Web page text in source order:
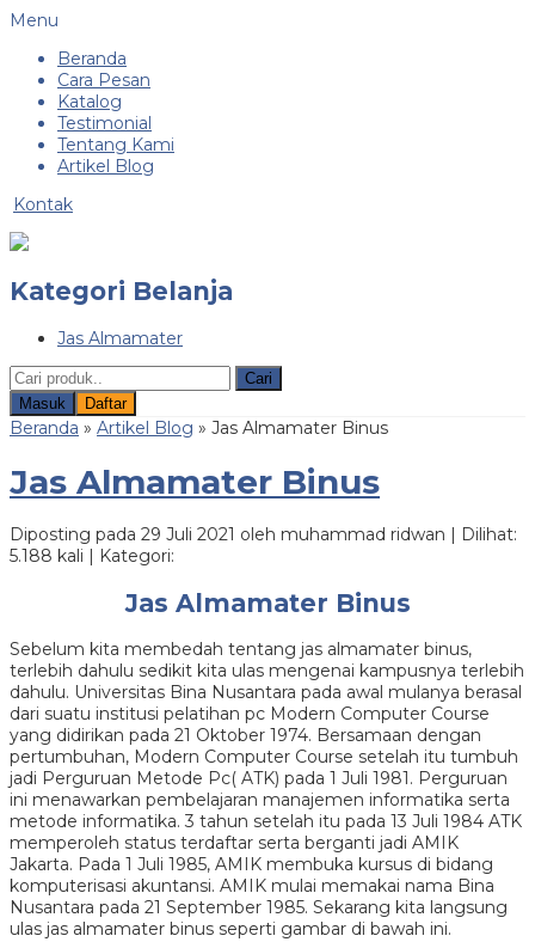
Menu
Beranda
Cara Pesan
Katalog
Testimonial
Tentang Kami
Artikel Blog
Kontak
Kategori Belanja
Jas Almamater
Cari
Masuk
Daftar
Beranda » Artikel Blog » Jas Almamater Binus
Jas Almamater Binus
Diposting pada 29 Juli 2021 oleh muhammad ridwan | Dilihat:
5.188 kali | Kategori:
Jas Almamater Binus
Sebelum kita membedah tentang jas almamater binus,
terlebih dahulu sedikit kita ulas mengenai kampusnya terlebih
dahulu. Universitas Bina Nusantara pada awal mulanya berasal
dari suatu institusi pelatihan pc Modern Computer Course
yang didirikan pada 21 Oktober 1974. Bersamaan dengan
pertumbuhan, Modern Computer Course setelah itu tumbuh
jadi Perguruan Metode Pc( ATK) pada 1 Juli 1981. Perguruan
ini menawarkan pembelajaran manajemen informatika serta
metode informatika. 3 tahun setelah itu pada 13 Juli 1984 ATK
memperoleh status terdaftar serta berganti jadi AMIK
Jakarta. Pada 1 Juli 1985, AMIK membuka kursus di bidang
komputerisasi akuntansi. AMIK mulai memakai nama Bina
Nusantara pada 21 September 1985. Sekarang kita langsung
ulas jas almamater binus seperti gambar di bawah ini.